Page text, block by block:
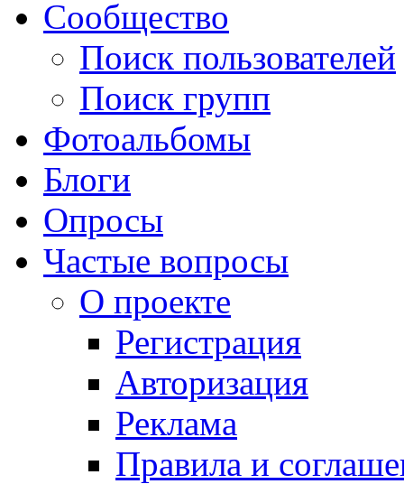
Сообщество
Поиск пользователей
Поиск групп
Фотоальбомы
Блоги
Опросы
Частые вопросы
О проекте
Регистрация
Авторизация
Реклама
Правила и